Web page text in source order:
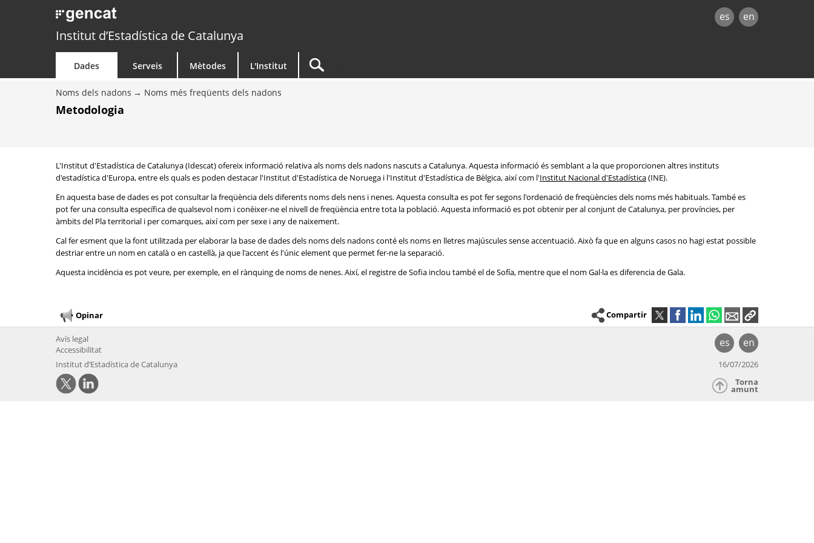
es en
Institut d’Estadística de Catalunya
Dades Serveis Mètodes L'Institut
Noms dels nadons Noms més freqüents dels nadons
Metodologia
L'Institut d'Estadística de Catalunya (Idescat) ofereix informació relativa als noms dels nadons nascuts a Catalunya. Aquesta informació és semblant a la que proporcionen altres instituts
d'estadística d'Europa, entre els quals es poden destacar l'Institut d'Estadística de Noruega i l'Institut d'Estadística de Bèlgica, així com l'Institut Nacional d'Estadística(INE).
En aquesta base de dades es pot consultar la freqüència dels diferents noms dels nens i nenes. Aquesta consulta es pot fer segons l'ordenació de freqüències dels noms més habituals. També es
pot fer una consulta específica de qualsevol nom i conèixer-ne el nivell de freqüència entre tota la població. Aquesta informació es pot obtenir per al conjunt de Catalunya, per províncies, per
àmbits del Pla territorial i per comarques, així com per sexe i any de naixement.
Cal fer esment que la font utilitzada per elaborar la base de dades dels noms dels nadons conté els noms en lletres majúscules sense accentuació. Això fa que en alguns casos no hagi estat possible
destriar entre un nom en català o en castellà, ja que l'accent és l'únic element que permet fer-ne la separació.
Aquesta incidència es pot veure, per exemple, en el rànquing de noms de nenes. Així, el registre de Sofia inclou també el de Sofía, mentre que el nom Gal·la es diferencia de Gala.
Opinar Compartir
es en
Avís legal
Accessibilitat
Institut d’Estadística de Catalunya
16/07/2026
Torna
amunt